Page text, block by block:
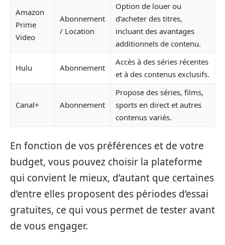
Amazon
Prime
Video
Abonnement
/ Location
Option de louer ou
d’acheter des titres,
incluant des avantages
additionnels de contenu.
Hulu Abonnement
Accès à des séries récentes
et à des contenus exclusifs.
Canal+ Abonnement
Propose des séries, films,
sports en direct et autres
contenus variés.
En fonction de vos préférences et de votre
budget, vous pouvez choisir la plateforme
qui convient le mieux, d’autant que certaines
d’entre elles proposent des périodes d’essai
gratuites, ce qui vous permet de tester avant
de vous engager.